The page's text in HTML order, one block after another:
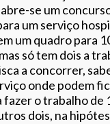
se um
um serviço
um quadro para
só tem dois a
a concorrer,
onde podem
fazer o trabalho de
dois, na